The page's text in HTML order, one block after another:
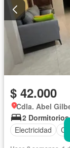
$ 42.000
Cdla. Abel
2 Dormitorios
Electricidad